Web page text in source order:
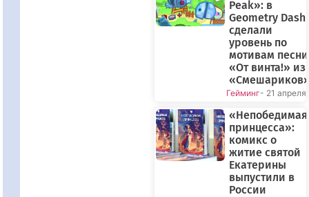
Peak»: в
Geometry Dash
сделали
уровень по
мотивам песни
«От винта!» из
Гейминг- 21 апреля
«Непобедимая
принцесса»:
комикс о
житие святой
Екатерины
выпустили в
России